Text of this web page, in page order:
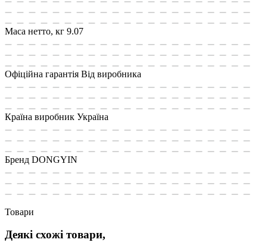
Маса нетто, кг 9.07
Офіційна гарантія Від виробника
Країна виробник Україна
Бренд DONGYIN
Товари
Деякі схожі товари,